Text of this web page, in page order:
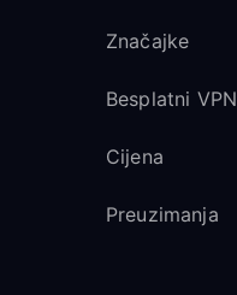
Značajke
Besplatni VPN
Cijena
Preuzimanja